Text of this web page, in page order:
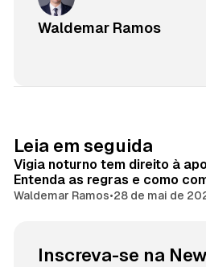
Waldemar Ramos
Leia em seguida
Vigia noturno tem direito à
Entenda as regras e como
Waldemar Ramos•28 de mai de
Inscreva-se na